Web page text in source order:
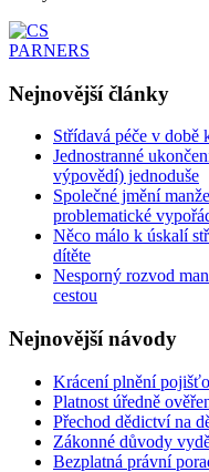
Nejnovějšíčlánky
Střídavá péče v době
Jednostranné
výpovědí) jednoduše
Společné jmění
problematické
Něco málo k úskalí
dítěte
Nesporný rozvod
cestou
Nejnovějšínávody
Krácení plnění
Platnost úředně
Přechod dědictví na
Zákonné důvody
Bezplatná právní